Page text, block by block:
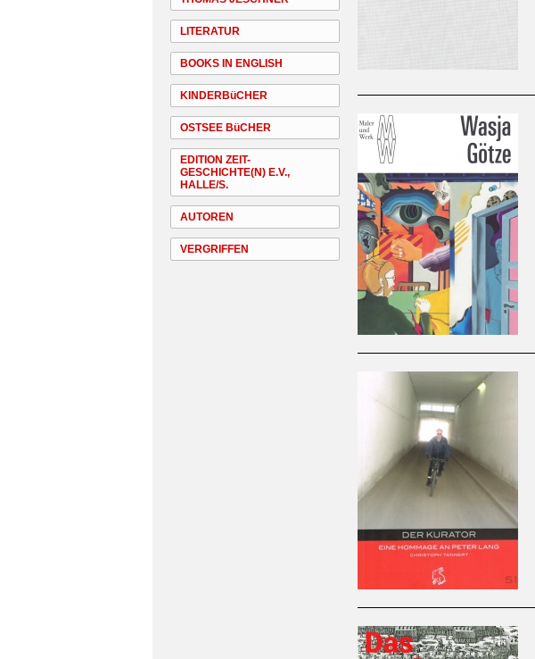
LITERATUR
BOOKS IN ENGLISH
KINDERBüCHER
OSTSEE BüCHER
EDITION ZEIT-
GESCHICHTE(N) E.V.,
HALLE/S.
AUTOREN
VERGRIFFEN